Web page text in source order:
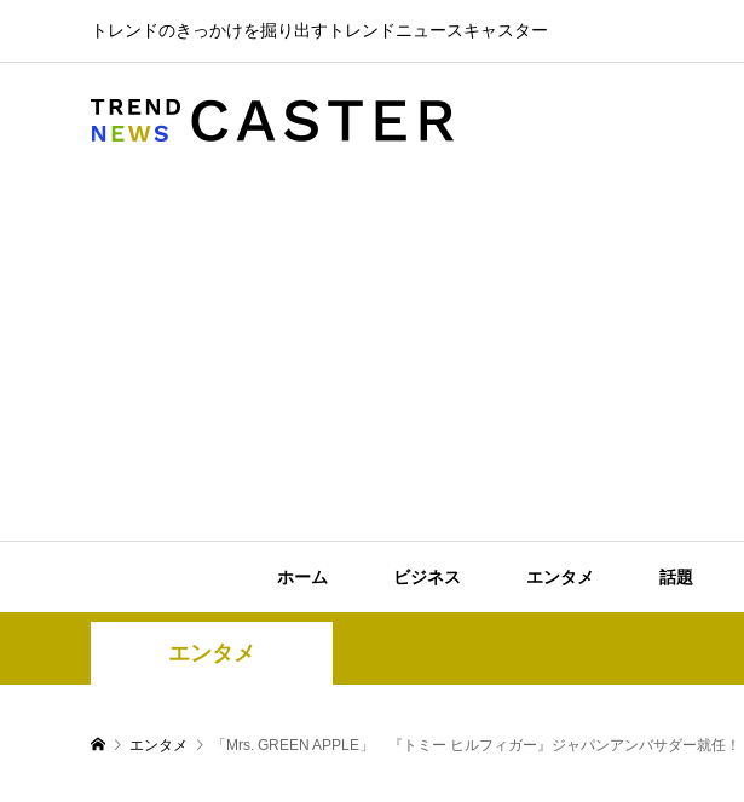
トレンドのきっかけを掘り出すトレンドニュースキャスター
ホーム ビジネス エンタメ 話題
エンタメ
エンタメ 「Mrs. GREEN APPLE」 『トミー ヒルフィガー』ジャパンアンバサダー就任